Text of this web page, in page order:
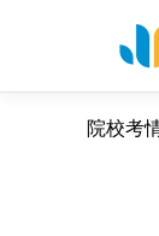
院校考